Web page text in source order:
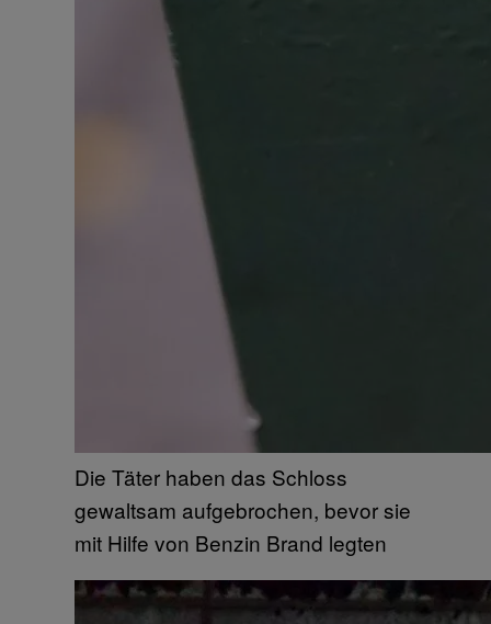
Die Täter haben das Schloss
gewaltsam aufgebrochen, bevor sie
mit Hilfe von Benzin Brand legten